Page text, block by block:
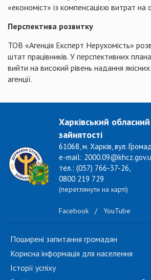
«економіст» із компенсацією витрат на
Перспектива розвитку
ТОВ «Агенція Експерт Нерухомість»
штат працівників. У перспективних
вийти на високий рівень надання
агенції.
Харківський
зайнятості
61068, м. Харків, вул.
e-mail:
тел.: (057) 766-37-26,
0800 219 729
(переглянути на карті)
Facebook / YouTube
Поширені запитання громадян
Корисна інформація для населення
Історії успіху